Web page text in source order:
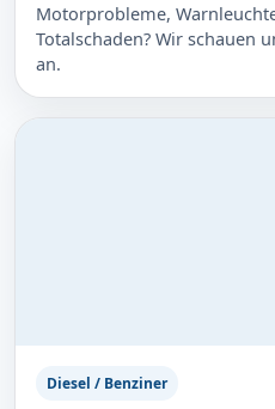
Motorprobleme,
Totalschaden? Wir schauen
an.
Diesel / Benziner